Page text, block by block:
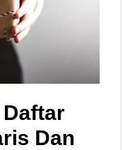
Dan